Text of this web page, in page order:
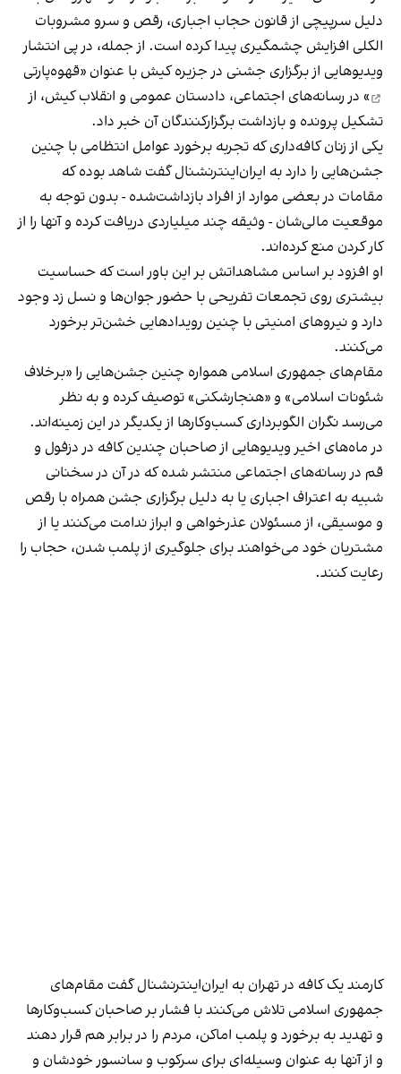
دلیل سرپیچی از قانون حجاب اجباری، رقص و سرو مشروبات
الکلی افزایش چشمگیری پیدا کرده است. از جمله، در پی انتشار
ویدیوهایی از برگزاری جشنی در جزیره کیش با عنوان «قهوه‌پارتی
» در رسانه‌های اجتماعی، دادستان عمومی و انقلاب کیش، از
تشکیل پرونده و بازداشت برگزارکنندگان آن خبر داد.
یکی از زنان کافه‌داری که تجربه برخورد عوامل انتظامی با چنین
جشن‌هایی را دارد به ایران‌اینترنشنال گفت شاهد بوده که
مقامات در بعضی موارد از افراد بازداشت‌‌شده - بدون توجه به
موقعیت مالی‌شان - وثیقه چند میلیاردی دریافت کرده و آنها را از
کار کردن منع کرده‌اند.
او افزود بر اساس مشاهداتش بر این باور است که حساسیت
بیشتری روی تجمعات تفریحی با حضور جوان‌ها و نسل زد وجود
دارد و نیروهای امنیتی با چنین رویدادهایی خشن‌تر برخورد
می‌کنند.
مقام‌های جمهوری اسلامی همواره چنین جشن‌هایی را «برخلاف
شئونات اسلامی» و «هنجارشکنی» توصیف کرده و به نظر
می‌رسد نگران الگوبرداری کسب‌وکارها از یکدیگر در این زمینه‌اند.
در ماه‌های اخیر ویدیوهایی از صاحبان چندین کافه در دزفول و
قم در رسانه‌های اجتماعی منتشر شده که در آن در سخنانی
شبیه به اعتراف اجباری یا به دلیل برگزاری جشن همراه با رقص
و موسیقی، از مسئولان عذرخواهی و ابراز ندامت می‌کنند یا از
مشتریان خود می‌خواهند برای جلوگیری از پلمب شدن، حجاب را
رعایت کنند.
کارمند یک کافه در تهران به ایران‌اینترنشنال گفت مقام‌های
جمهوری اسلامی تلاش می‌کنند با فشار بر صاحبان کسب‌وکارها
و تهدید به برخورد و پلمب اماکن، مردم را در برابر هم قرار دهند
و از آنها به عنوان وسیله‌ای برای سرکوب و سانسور خودشان و